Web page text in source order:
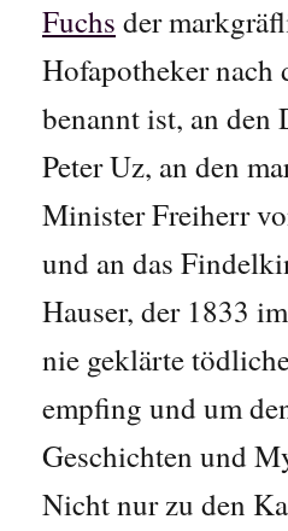
Fuchs der
Hofapotheker nach
benannt ist, an den
Peter Uz, an den
Minister Freiherr
und an das
Hauser, der 1833
nie geklärte
empfing und um
Geschichten und
Nicht nur zu den